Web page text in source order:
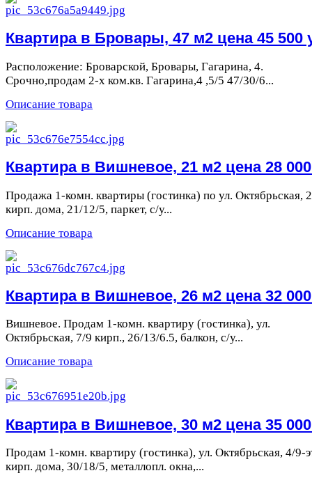
Квартира в Бровары, 47 м2 цена 45 500
Расположение: Броварской, Бровары, Гагарина, 4.
Срочно,продам 2-х ком.кв. Гагарина,4 ,5/5 47/30/6...
Описание товара
Квартира в Вишневое, 21 м2 цена 28 000
Продажа 1-комн. квартиры (гостинка) по ул. Октябрьская,
кирп. дома, 21/12/5, паркет, с/у...
Описание товара
Квартира в Вишневое, 26 м2 цена 32 000
Вишневое. Продам 1-комн. квартиру (гостинка), ул.
Октябрьская, 7/9 кирп., 26/13/6.5, балкон, с/у...
Описание товара
Квартира в Вишневое, 30 м2 цена 35 000
Продам 1-комн. квартиру (гостинка), ул. Октябрьская, 4/9-
кирп. дома, 30/18/5, металлопл. окна,...